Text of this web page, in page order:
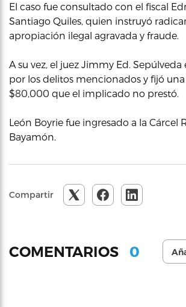
El caso fue consultado con el fiscal
Santiago Quiles, quien instruyó
apropiación ilegal agravada y fraude.
A su vez, el juez Jimmy Ed.
por los delitos mencionados y fijó
$80,000 que el implicado no prestó.
León Boyrie fue ingresado a la Cárcel
Bayamón.
Compartir
COMENTARIOS 0